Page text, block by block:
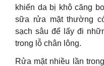
khiến da bị khô căng
sữa rửa mặt thường
sạch sâu để lấy đi
trong lỗ chân lông.
Rửa mặt nhiều lần